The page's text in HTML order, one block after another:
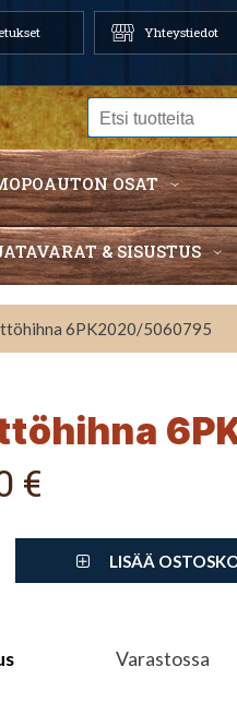
Yhteystiedot
OSAT
& SISUSTUS
6PK2020/5060795
€
LISÄÄ
Varastossa